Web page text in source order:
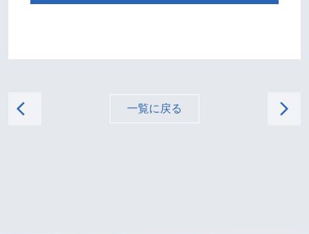
arrow_back_ios 一覧に戻る arrow_forward_ios